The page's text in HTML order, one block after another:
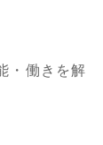
・働きを解